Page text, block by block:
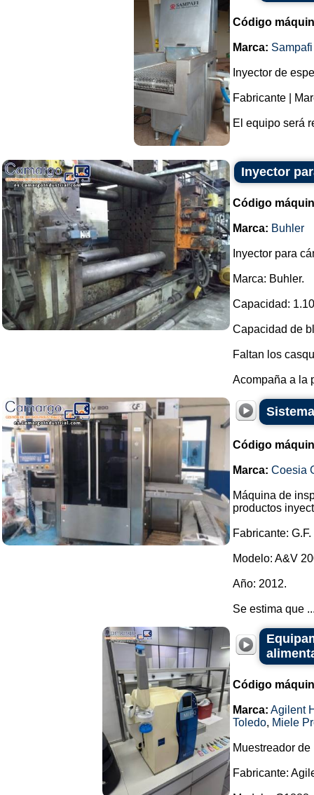
Código
Marca: Sampafi
Inyector de
Fabricante |
El equipo será
Inyector
Código
Marca: Buhler
Inyector para
Marca: Buhler.
Capacidad:
Capacidad de
Faltan los
Acompaña a la
Código
Marca: Coesia
Máquina de
productos
Fabricante:
Modelo: A&V
Año: 2012.
Se estima que
Código
Marca: Agilent
Toledo, Miele
Muestreador
Fabricante: